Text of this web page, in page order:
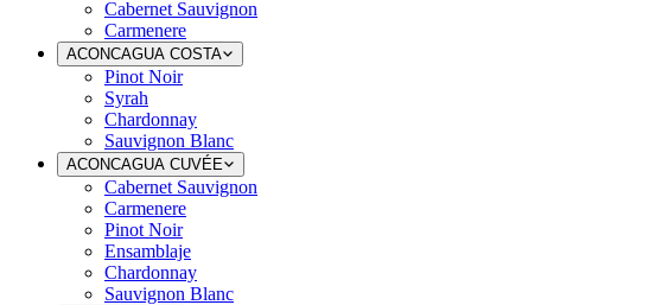
Cabernet Sauvignon
Carmenere
ACONCAGUA COSTA
Pinot Noir
Syrah
Chardonnay
Sauvignon Blanc
ACONCAGUA CUVÉE
Cabernet Sauvignon
Carmenere
Pinot Noir
Ensamblaje
Chardonnay
Sauvignon Blanc